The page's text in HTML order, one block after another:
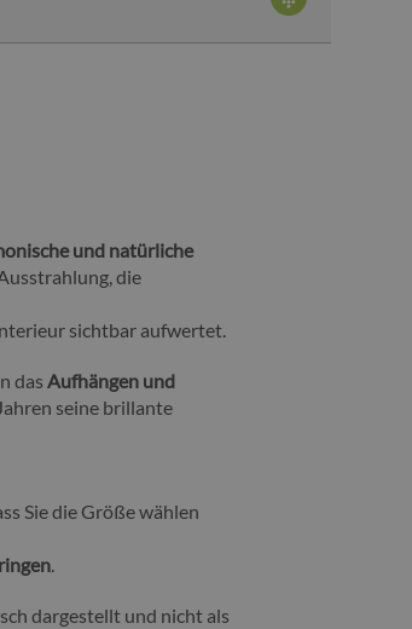
und natürliche
die
sichtbar aufwertet.
dasAufhängen und
seine brillante
Sie die Größe wählen
.
dargestellt und nicht als